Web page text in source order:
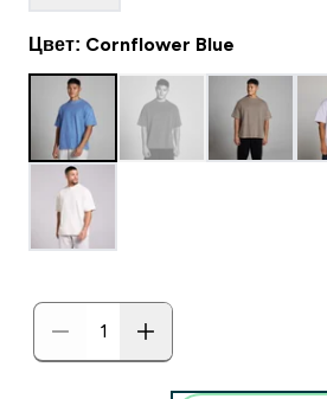
Цвет: Cornflower Blue